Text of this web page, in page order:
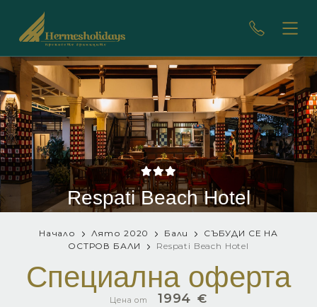
Respati Beach Hotel
Начало Лято 2020 Бали
СЪБУДИ СЕ НА
ОСТРОВ БАЛИ
Respati Beach Hotel
Специална оферта
Цена от 1994 €